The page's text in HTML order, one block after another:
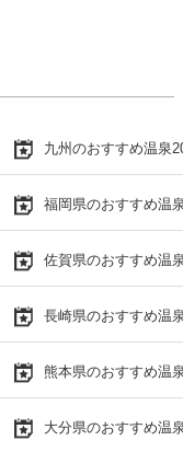
九州のおすすめ温泉
福岡県のおすすめ温
佐賀県のおすすめ温
長崎県のおすすめ温
熊本県のおすすめ温
大分県のおすすめ温